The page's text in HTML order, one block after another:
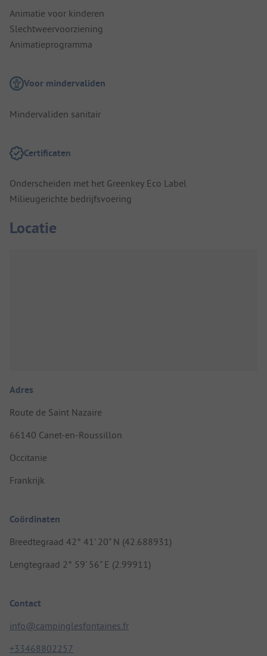
Animatie voor kinderen
Slechtweervoorziening
Animatieprogramma
Voor mindervaliden
Mindervaliden sanitair
Certificaten
Onderscheiden met het Greenkey Eco Label
Milieugerichte bedrijfsvoering
Locatie
Adres
Route de Saint Nazaire
66140 Canet-en-Roussillon
Occitanie
Frankrijk
Coördinaten
Breedtegraad 42° 41' 20" N (42.688931)
Lengtegraad 2° 59' 56" E (2.99911)
Contact
info@campinglesfontaines.fr
+33468802257